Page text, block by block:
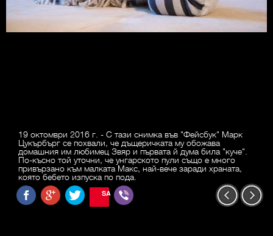
19 октомври 2016 г. - С тази снимка във "Фейсбук" Марк
Цукърбърг се похвали, че дъщеричката му обожава
домашния им любимец Звяр и първата й дума била "куче".
По-късно той уточни, че унгарското пули също е много
привързано към малката Макс, най-вече заради храната,
която бебето изпуска по пода.
SAVE